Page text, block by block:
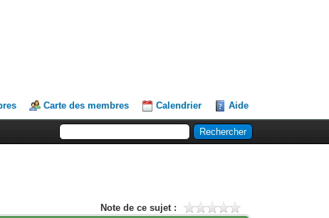
Carte des membres Calendrier Aide
Note de ce sujet :